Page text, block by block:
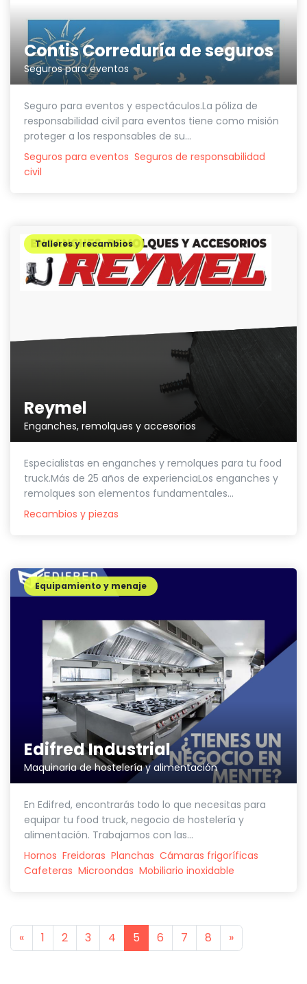
Contis Correduría de seguros
Seguros para eventos
Seguro para eventos y espectáculos.La póliza de
responsabilidad civil para eventos tiene como misión
proteger a los responsables de su...
Seguros para eventos Seguros de responsabilidad
civil
Reymel
Enganches, remolques y accesorios
Talleres y recambios
Especialistas en enganches y remolques para tu food
truck.Más de 25 años de experienciaLos enganches y
remolques son elementos fundamentales...
Recambios y piezas
Edifred Industrial
Maquinaria de hostelería y alimentación
Equipamiento y menaje
En Edifred, encontrarás todo lo que necesitas para
equipar tu food truck, negocio de hostelería y
alimentación. Trabajamos con las...
Hornos Freidoras Planchas Cámaras frigoríficas
Cafeteras Microondas Mobiliario inoxidable
«Previous
1 2 3 4 5 6 7 8 »Next